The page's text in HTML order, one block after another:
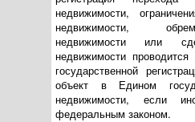
недвижимости,
недвижимости,
недвижимости или
недвижимости
государственной
объект в Едином
недвижимости, если
федеральным законом.